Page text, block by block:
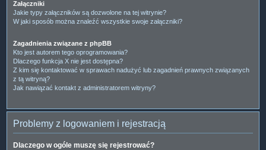
Załączniki
Jakie typy załączników są dozwolone na tej witrynie?
W jaki sposób można znaleźć wszystkie swoje załączniki?
Zagadnienia związane z phpBB
Kto jest autorem tego oprogramowania?
Dlaczego funkcja X nie jest dostępna?
Z kim się kontaktować w sprawach nadużyć lub zagadnień prawnych związanych
z tą witryną?
Jak nawiązać kontakt z administratorem witryny?
Problemy z logowaniem i rejestracją
Dlaczego w ogóle muszę się rejestrować?